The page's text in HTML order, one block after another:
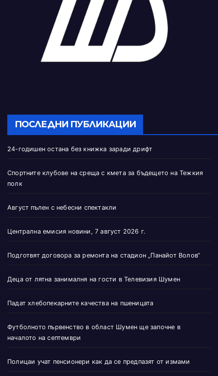
ПОСЛЕДНИ ПУБЛИКАЦИИ
24-годишен остана без книжка заради дрифт
Спортните клубове на среща с кмета за бъдещето на Тежкия
полк
Август пълен с небесни спектакли
Централна емисия новини, 7 август 2026 г.
Подготвят договора за ремонта на стадион „Панайот Волов“
Деца от лятна занималня на гости в Телевизия Шумен
Падат хлебопекарните качества на пшеницата
Футболното първенство в област Шумен ще започне в
началото на септември
Полицаи учат пенсионери как да се предпазят от измами